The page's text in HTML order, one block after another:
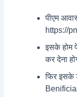
पीएम
https://
इसके होम
कर देना
फिर इसके